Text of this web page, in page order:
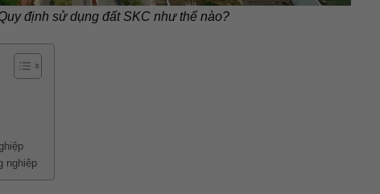
định sử dụng đất SKC như thế nào?
nghiệp